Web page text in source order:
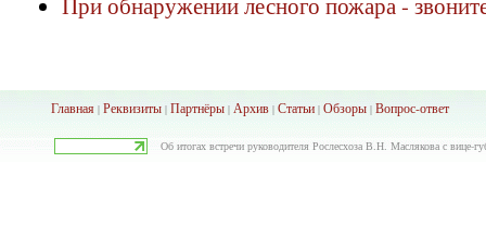
Главная| Реквизиты| Партнёры| Архив| Статьи| Обзоры| Вопрос-ответ
Об итогах встречи руководителя Рослесхоза В.Н. Маслякова с